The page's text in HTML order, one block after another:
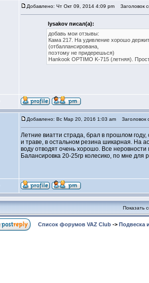
Добавлено: Чт Окт 09, 2014 4:09 pm Заголовок
lysakov писал(а):
добавь мои отзывы:
Кама 217. На удивление хорошо
(отбаллансирована,
поэтому не придерешься)
Hankook OPTIMO K-715 (летняя).
Добавлено: Вс Мар 20, 2016 1:03 am Заголовок
Летние виатти страда, брал в прошлом
и траве, в остальном резина шикарная. На
воду отводят очень хорошо. Все неровности
Балансировка 20-25гр колесико, по мне для
Показать
Список форумов VAZ Club -> Подвеска